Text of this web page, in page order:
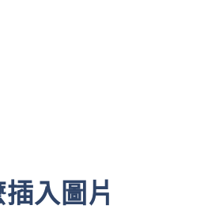
入圖片